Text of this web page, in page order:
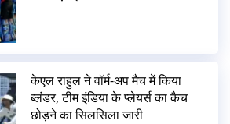
केएल राहुल ने वॉर्म-अप मैच में किया
ब्लंडर, टीम इंडिया के प्लेयर्स का कैच
छोड़ने का सिलसिला जारी